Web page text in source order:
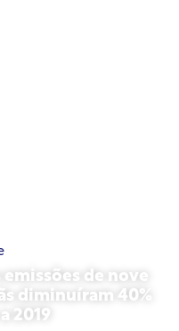
emissões de nove
diminuíram 40%
2019